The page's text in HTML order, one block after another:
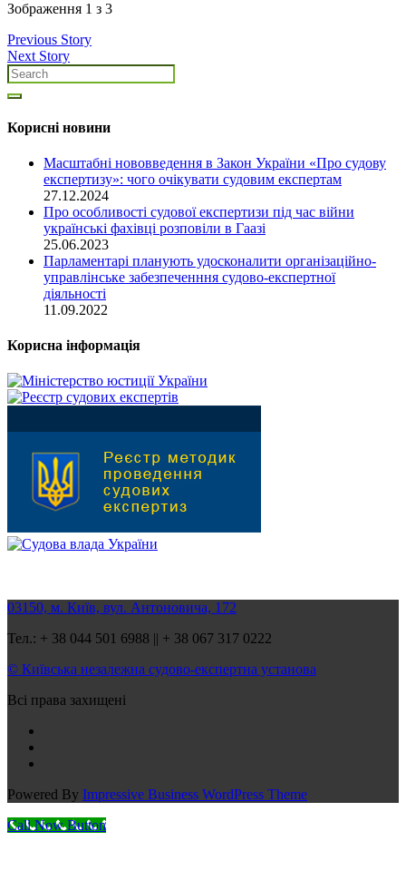
Зображення 1 з 3
Previous Story
Next Story
Корисні новини
Масштабні нововведення в Закон України «Про судову
експертизу»: чого очікувати судовим експертам
27.12.2024
Про особливості судової експертизи під час війни
українські фахівці розповіли в Гаазі
25.06.2023
Парламентарі планують удосконалити організаційно-
управлінське забезпеченння судово-експертної
діяльності
11.09.2022
Корисна інформація
03150, м. Київ, вул. Антоновича, 172
Тел.: + 38 044 501 6988 || + 38 067 317 0222
© Київська незалежна судово-експертна установа
Всі права захищені
Powered By Impressive Business WordPress Theme
Call Now Button